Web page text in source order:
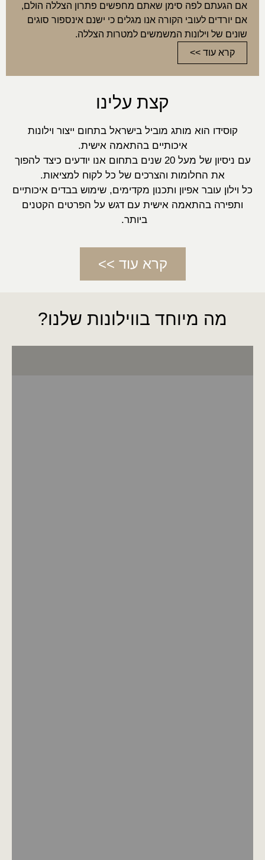
אם הגעתם לפה סימן שאתם מחפשים פתרון הצללה הולם,
אם יורדים לעובי הקורה אנו מגלים כי ישנם אינספור סוגים
שונים של וילונות המשמשים למטרות הצללה.
קרא עוד >>
קצת עלינו
קוסידו הוא מותג מוביל בישראל בתחום ייצור וילונות
איכותיים בהתאמה אישית.
עם ניסיון של מעל 20 שנים בתחום אנו יודעים כיצד להפוך
את החלומות והצרכים של כל לקוח למציאות.
כל וילון עובר אפיון ותכנון מקדימים, שימוש בבדים איכותיים
ותפירה בהתאמה אישית עם דגש על הפרטים הקטנים
ביותר.
קרא עוד >>
מה מיוחד בווילונות שלנו?